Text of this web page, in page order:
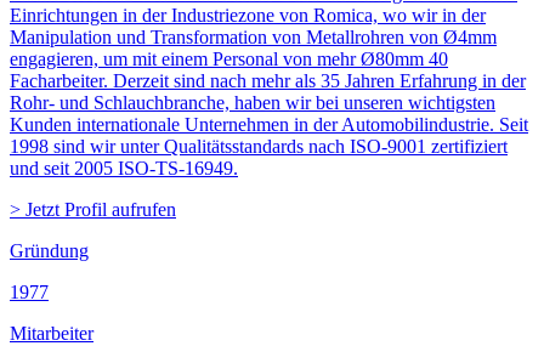
Einrichtungen in der Industriezone von Romica, wo wir in der
Manipulation und Transformation von Metallrohren von Ø4mm
engagieren, um mit einem Personal von mehr Ø80mm 40
Facharbeiter. Derzeit sind nach mehr als 35 Jahren Erfahrung in der
Rohr- und Schlauchbranche, haben wir bei unseren wichtigsten
Kunden internationale Unternehmen in der Automobilindustrie. Seit
1998 sind wir unter Qualitätsstandards nach ISO-9001 zertifiziert
und seit 2005 ISO-TS-16949.
> Jetzt Profil aufrufen
Gründung
1977
Mitarbeiter